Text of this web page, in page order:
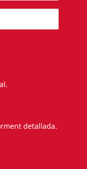
detallada.